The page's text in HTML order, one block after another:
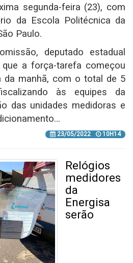
segunda-feira (23), com
da Escola Politécnica da
Paulo.
deputado estadual
a força-tarefa começou
da manhã, com o total de 5
às equipes da
das unidades medidoras e
23/05/2022 10H14
Relógios
medidores
da
Energisa
serão